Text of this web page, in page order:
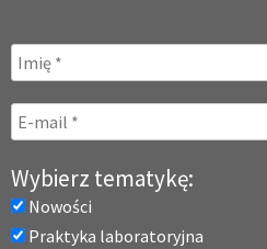
Wybierz tematykę:
Nowości
Praktyka laboratoryjna